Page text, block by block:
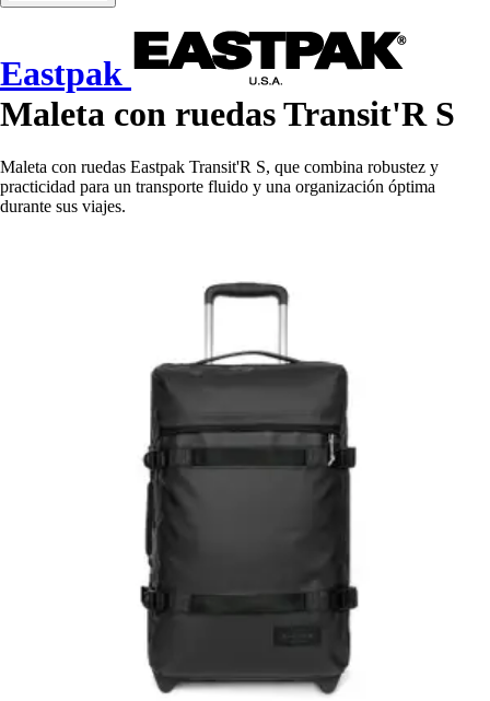
Eastpak
Maleta con ruedas Transit'R S
Maleta con ruedas Eastpak Transit'R S, que combina robustez y
practicidad para un transporte fluido y una organización óptima
durante sus viajes.